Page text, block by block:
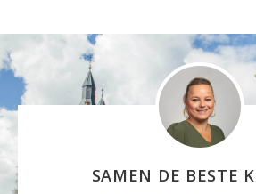
SAMEN DE BESTE